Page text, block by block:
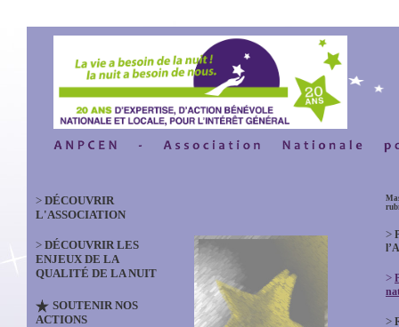
> DÉCOUVRIR
L'ASSOCIATION
> DÉCOUVRIR LES
ENJEUX DE LA
QUALITÉ DE LA NUIT
SOUTENIR NOS
ACTIONS
>
>
>